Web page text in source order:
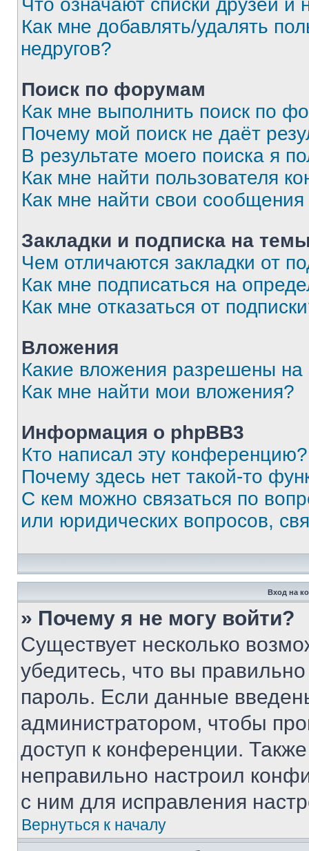
Что означают списки друзей и
Как мне добавлять/удалять
недругов?
Поиск по форумам
Как мне выполнить поиск по
Почему мой поиск не даёт
В результате моего поиска я
Как мне найти пользователя
Как мне найти свои
Закладки и подписка на
Чем отличаются закладки от
Как мне подписаться на
Как мне отказаться от
Вложения
Какие вложения разрешены
Как мне найти мои вложения?
Информация о phpBB3
Кто написал эту конференцию?
Почему здесь нет такой-то
С кем можно связаться по
или юридических вопросов,
Вход на
» Почему я не могу войти?
Существует несколько
убедитесь, что вы
пароль. Если данные
администратором, чтобы
доступ к конференции.
неправильно настроил
с ним для исправления
Вернуться к началу